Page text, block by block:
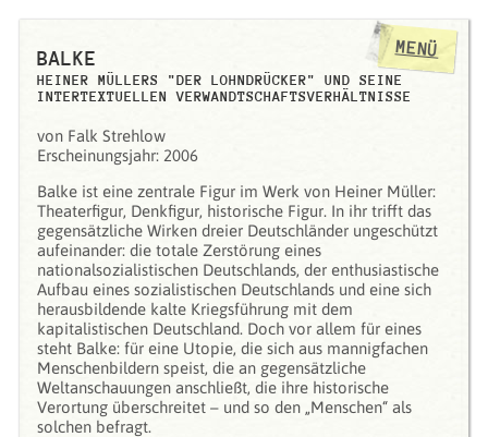
BALKE
HEINER MÜLLERS "DER LOHNDRÜCKER" UND SEINE
INTERTEXTUELLEN VERWANDTSCHAFTSVERHÄLTNISSE
von Falk Strehlow
Erscheinungsjahr: 2006
Balke ist eine zentrale Figur im Werk von Heiner Müller:
Theaterfigur, Denkfigur, historische Figur. In ihr trifft das
gegensätzliche Wirken dreier Deutschländer ungeschützt
aufeinander: die totale Zerstörung eines
nationalsozialistischen Deutschlands, der enthusiastische
Aufbau eines sozialistischen Deutschlands und eine sich
herausbildende kalte Kriegsführung mit dem
kapitalistischen Deutschland. Doch vor allem für eines
steht Balke: für eine Utopie, die sich aus mannigfachen
Menschenbildern speist, die an gegensätzliche
Weltanschauungen anschließt, die ihre historische
Verortung überschreitet – und so den „Menschen“ als
solchen befragt.
MENÜ